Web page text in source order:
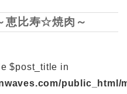
比寿☆焼肉～
$post_title in
public_html/